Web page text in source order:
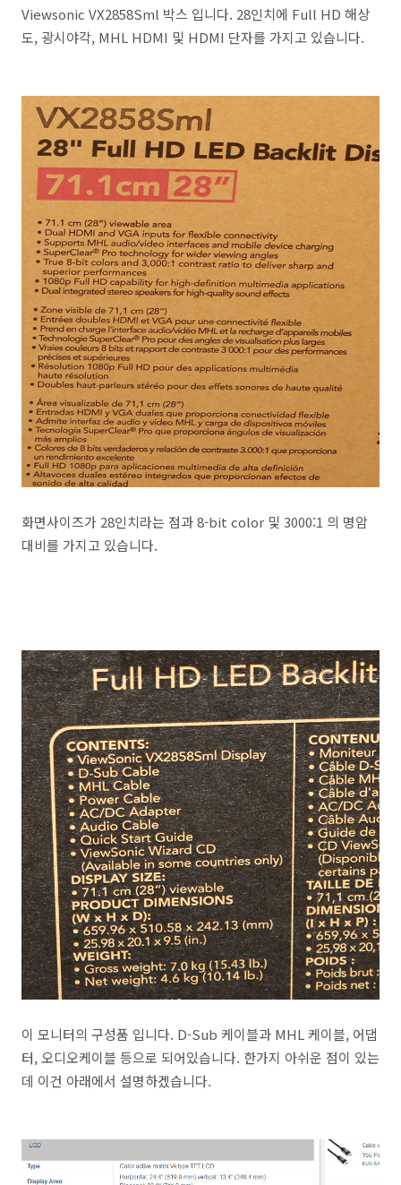
Viewsonic VX2858Sml 박스 입니다. 28인치에 Full HD 해상
도, 광시야각, MHL HDMI 및 HDMI 단자를 가지고 있습니다.
화면사이즈가 28인치라는 점과 8-bit color 및 3000:1 의 명암
대비를 가지고 있습니다.
이 모니터의 구성품 입니다. D-Sub 케이블과 MHL 케이블, 어댑
터, 오디오케이블 등으로 되어있습니다. 한가지 아쉬운 점이 있는
데 이건 아래에서 설명하겠습니다.